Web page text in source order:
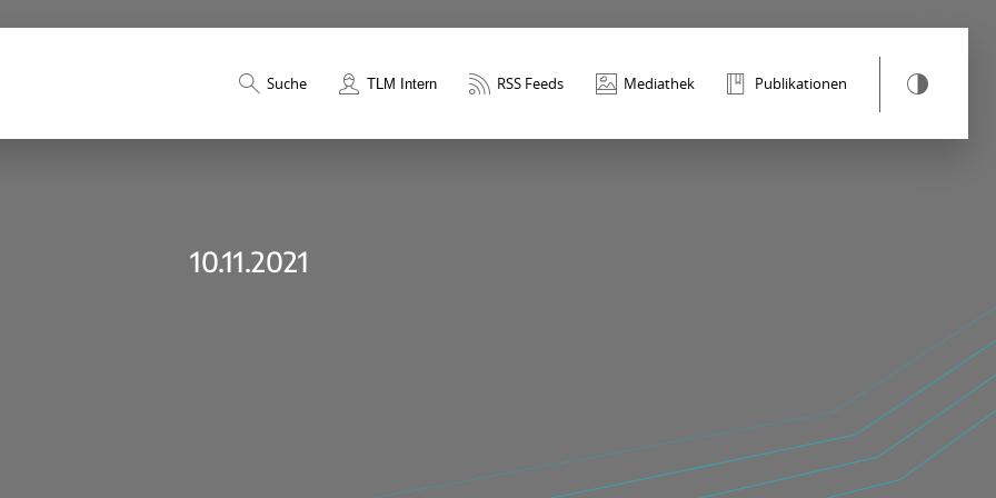
Suche TLM Intern RSS Feeds Mediathek Publikationen
10.11.2021